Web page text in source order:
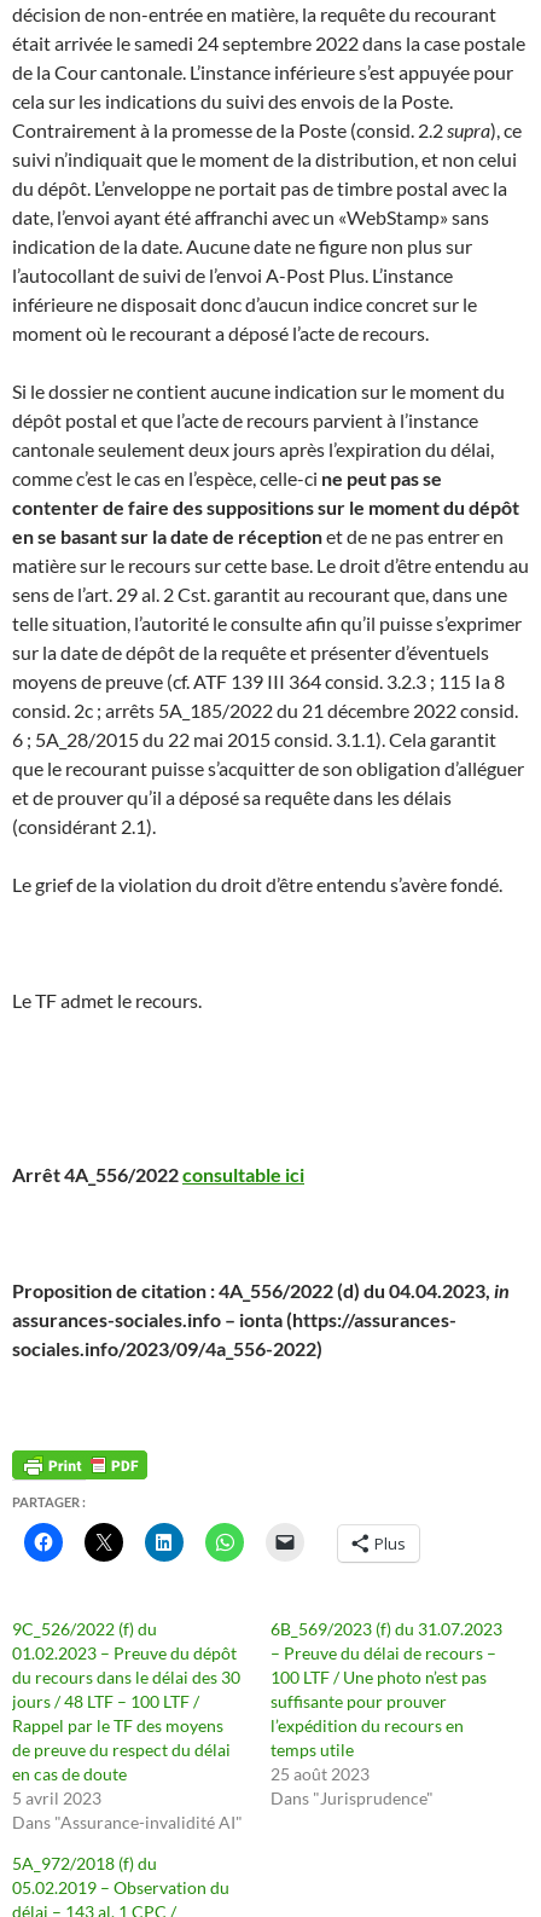
décision de non-entrée en matière, la requête du recourant
était arrivée le samedi 24 septembre 2022 dans la case postale
de la Cour cantonale. L’instance inférieure s’est appuyée pour
cela sur les indications du suivi des envois de la Poste.
Contrairement à la promesse de la Poste (consid. 2.2 supra), ce
suivi n’indiquait que le moment de la distribution, et non celui
du dépôt. L’enveloppe ne portait pas de timbre postal avec la
date, l’envoi ayant été affranchi avec un «WebStamp» sans
indication de la date. Aucune date ne figure non plus sur
l’autocollant de suivi de l’envoi A-Post Plus. L’instance
inférieure ne disposait donc d’aucun indice concret sur le
moment où le recourant a déposé l’acte de recours.
Si le dossier ne contient aucune indication sur le moment du
dépôt postal et que l’acte de recours parvient à l’instance
cantonale seulement deux jours après l’expiration du délai,
comme c’est le cas en l’espèce, celle-ci ne peut pas se
contenter de faire des suppositions sur le moment du dépôt
en se basant sur la date de réceptionet de ne pas entrer en
matière sur le recours sur cette base. Le droit d’être entendu au
sens de l’art. 29 al. 2 Cst. garantit au recourant que, dans une
telle situation, l’autorité le consulte afin qu’il puisse s’exprimer
sur la date de dépôt de la requête et présenter d’éventuels
moyens de preuve (cf. ATF 139 III 364 consid. 3.2.3 ; 115 Ia 8
consid. 2c ; arrêts 5A_185/2022 du 21 décembre 2022 consid.
6 ; 5A_28/2015 du 22 mai 2015 consid. 3.1.1). Cela garantit
que le recourant puisse s’acquitter de son obligation d’alléguer
et de prouver qu’il a déposé sa requête dans les délais
(considérant 2.1).
Le grief de la violation du droit d’être entendu s’avère fondé.
Le TF admet le recours.
Arrêt 4A_556/2022consultable ici
Proposition de citation : 4A_556/2022 (d) du 04.04.2023, in
assurances-sociales.info – ionta (https://assurances-
sociales.info/2023/09/4a_556-2022)
PARTAGER :
Plus
9C_526/2022 (f) du
01.02.2023 – Preuve du dépôt
du recours dans le délai des 30
jours / 48 LTF – 100 LTF /
Rappel par le TF des moyens
de preuve du respect du délai
en cas de doute
5 avril 2023
Dans "Assurance-invalidité AI"
6B_569/2023 (f) du 31.07.2023
– Preuve du délai de recours –
100 LTF / Une photo n’est pas
suffisante pour prouver
l’expédition du recours en
temps utile
25 août 2023
Dans "Jurisprudence"
5A_972/2018 (f) du
05.02.2019 – Observation du
délai – 143 al. 1 CPC /